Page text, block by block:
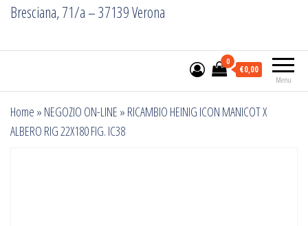
Bresciana, 71/a – 37139 Verona
Menu
0
€0,00
Home » NEGOZIO ON-LINE » RICAMBIO HEINIG ICON MANICOT X
ALBERO RIG 22X180 FIG. IC38